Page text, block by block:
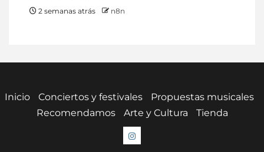
2 semanas atrás n8n
Inicio Conciertos y festivales
Propuestas musicales
Recomendamos
Arte y Cultura Tienda